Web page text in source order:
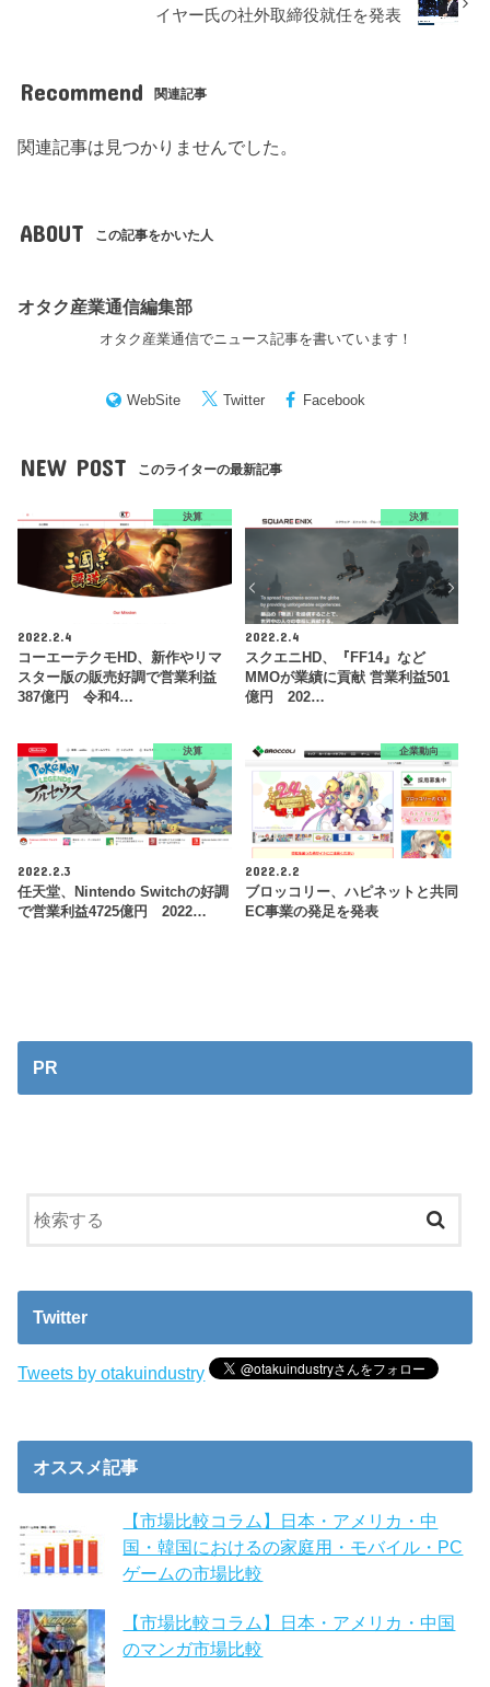
イヤー氏の社外取締役就任を発表
Recommend 関連記事
関連記事は見つかりませんでした。
ABOUT この記事をかいた人
オタク産業通信編集部
オタク産業通信でニュース記事を書いています！
WebSite Twitter Facebook
NEW POST このライターの最新記事
決算
2022.2.4
コーエーテクモHD、新作やリマ
スター版の販売好調で営業利益
387億円 令和4…
決算
2022.2.4
スクエニHD、『FF14』など
MMOが業績に貢献 営業利益501
億円 202…
決算
2022.2.3
任天堂、Nintendo Switchの好調
で営業利益4725億円 2022…
企業動向
2022.2.2
ブロッコリー、ハピネットと共同
EC事業の発足を発表
PR
Twitter
Tweets by otakuindustry
オススメ記事
【市場比較コラム】日本・アメリカ・中
国・韓国におけるの家庭用・モバイル・PC
ゲームの市場比較
【市場比較コラム】日本・アメリカ・中国
のマンガ市場比較